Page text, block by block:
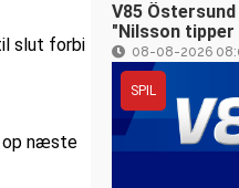
slut forbi
op næste
V85
"Nilsson tipper
08-08-2026
SPIL